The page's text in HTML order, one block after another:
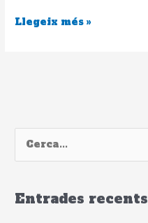
Llegeix més »
e
c
Entrades recents